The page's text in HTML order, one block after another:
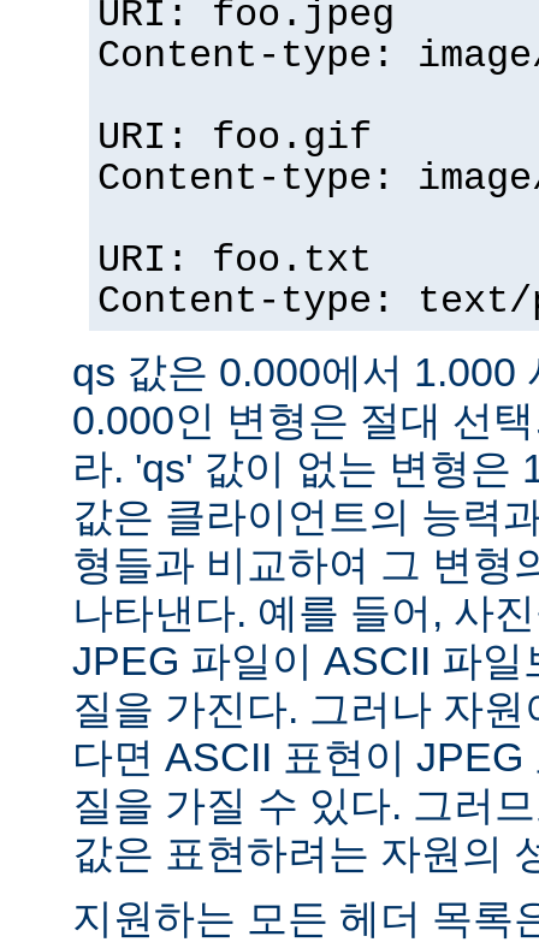
URI: foo.jpeg
Content-type:
URI: foo.gif
Content-type:
URI: foo.txt
Content-type:
qs 값은 0.000에서 1.000
0.000인 변형은 절대 선
라. 'qs' 값이 없는 변형은
값은 클라이언트의 능력
형들과 비교하여 그 변형
나타낸다. 예를 들어, 사
JPEG 파일이 ASCII 파
질을 가진다. 그러나 자
다면 ASCII 표현이
질을 가질 수 있다. 그러
값은 표현하려는 자원의
지원하는 모든 헤더 목록